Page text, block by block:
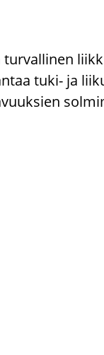
tuki- ja